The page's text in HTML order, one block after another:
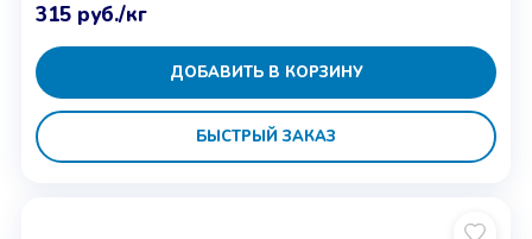
315 руб./кг
ДОБАВИТЬ В КОРЗИНУ
БЫСТРЫЙ ЗАКАЗ